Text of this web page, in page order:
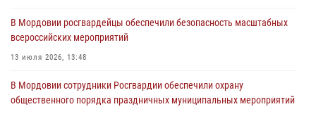
подозреваемого в причинении телесных повреждений супруге
05 августа 2026, 12:34
проведения масштабного праздника в Темникове
05 августа 2026, 09:04 4
В Мордовии росгвардейцы обеспечили безопасность масштабных
всероссийских мероприятий
13 июля 2026, 13:48
В Мордовии сотрудники Росгвардии обеспечили охрану
общественного порядка праздничных муниципальных мероприятий